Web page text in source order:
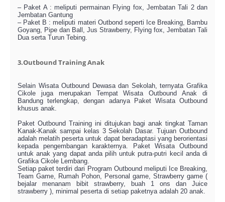
– Paket A : meliputi permainan Flying fox, Jembatan Tali 2 dan
Jembatan Gantung
– Paket B : meliputi materi Outbond seperti Ice Breaking, Bambu
Goyang, Pipe dan Ball, Jus Strawberry, Flying fox, Jembatan Tali
Dua serta Turun Tebing.
3.Outbound Training Anak
Selain Wisata Outbound Dewasa dan Sekolah, ternyata Grafika
Cikole juga merupakan Tempat Wisata Outbound Anak di
Bandung terlengkap, dengan adanya Paket Wisata Outbound
khusus anak.
Paket Outbound Training ini ditujukan bagi anak tingkat Taman
Kanak-Kanak sampai kelas 3 Sekolah Dasar. Tujuan Outbound
adalah melatih peserta untuk dapat beradaptasi yang berorientasi
kepada pengembangan karakternya. Paket Wisata Outbound
untuk anak yang dapat anda pilih untuk putra-putri kecil anda di
Grafika Cikole Lembang.
Setiap paket terdiri dari Program Outbound meliputi Ice Breaking,
Team Game, Rumah Pohon, Personal game, Strawberry game (
bejalar menanam bibit strawberry, buah 1 ons dan Juice
strawberry ), minimal peserta di setiap paketnya adalah 20 anak.